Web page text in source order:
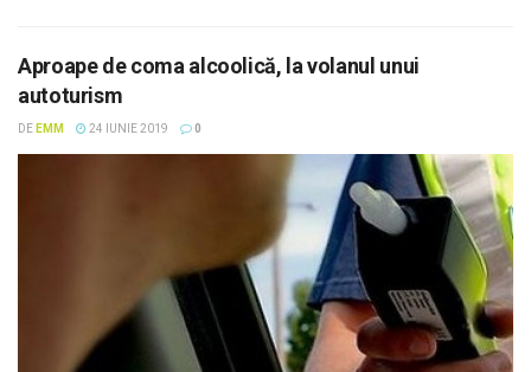
Aproape de coma alcoolică, la volanul unui
autoturism
DE EMM 24 IUNIE 2019 0